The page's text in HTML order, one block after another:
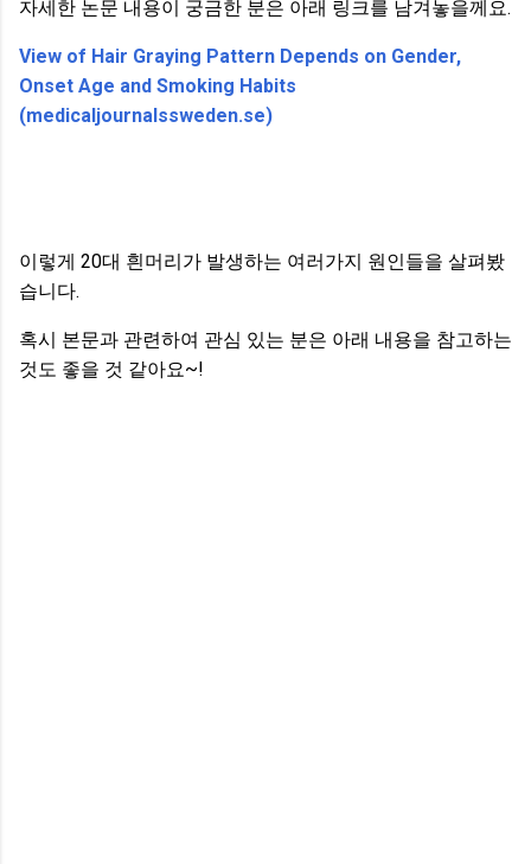
자세한 논문 내용이 궁금한 분은 아래 링크를 남겨놓을께요.
View of Hair Graying Pattern Depends on Gender,
Onset Age and Smoking Habits
(medicaljournalssweden.se)
이렇게 20대 흰머리가 발생하는 여러가지 원인들을 살펴봤
습니다.
혹시 본문과 관련하여 관심 있는 분은 아래 내용을 참고하는
것도 좋을 것 같아요~!